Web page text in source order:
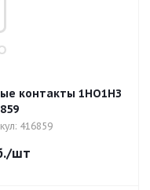
контакты 1НО1НЗ
416859
/шт